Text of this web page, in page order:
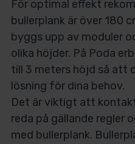
För optimal effekt
bullerplank är över 180
byggs upp av moduler
olika höjder. På Poda
till 3 meters höjd så att
lösning för dina behov.
Det är viktigt att
reda på gällande regler
med bullerplank.